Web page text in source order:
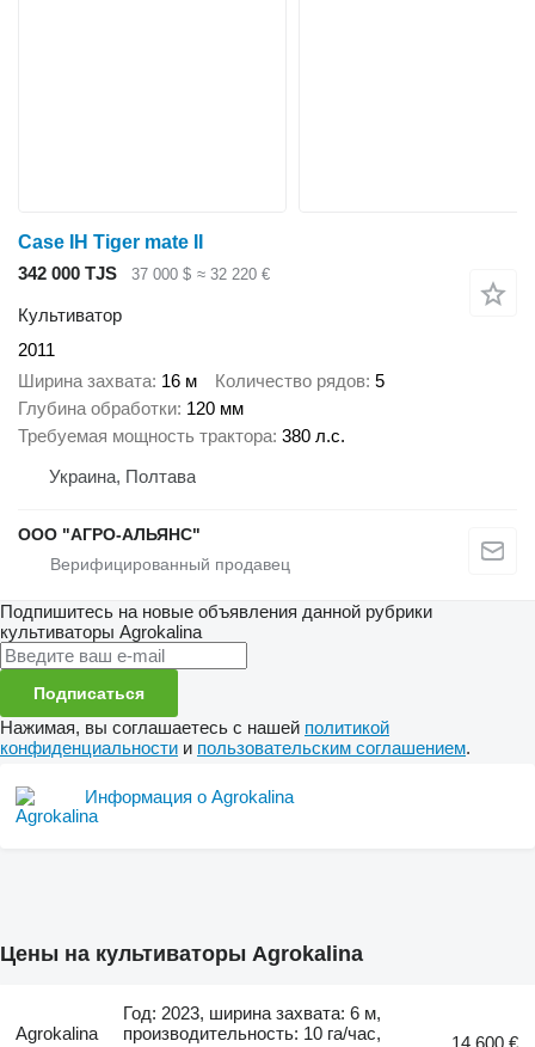
Case IH Tiger mate II
342 000 TJS
37 000 $ ≈ 32 220 €
Культиватор
2011
Ширина захвата 16 м Количество рядов 5
Глубина обработки 120 мм
Требуемая мощность трактора 380 л.с.
Украина, Полтава
ООО "АГРО-АЛЬЯНС"
Подпишитесь на новые объявления данной рубрики
культиваторы Agrokalina
Подписаться
Нажимая, вы соглашаетесь с нашей политикой
конфиденциальности и пользовательским соглашением.
Информация о Agrokalina
Цены на культиваторы Agrokalina
Agrokalina
Год: 2023, ширина захвата: 6 м,
производительность: 10 га/час,